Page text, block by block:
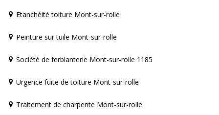
Etanchéité toiture Mont-sur-rolle
Peinture sur tuile Mont-sur-rolle
Société de ferblanterie Mont-sur-rolle 1185
Urgence fuite de toiture Mont-sur-rolle
Traitement de charpente Mont-sur-rolle